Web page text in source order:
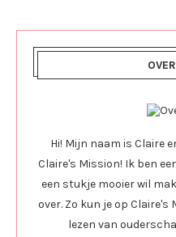
Hi! Mijn naam is Claire
Claire's Mission! Ik ben
een stukje mooier wil
over. Zo kun je op
lezen van